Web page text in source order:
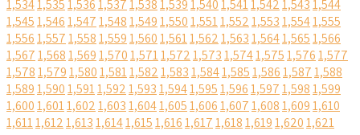
1,5341,5351,5361,5371,5381,5391,5401,5411,5421,5431,544
1,5451,5461,5471,5481,5491,5501,5511,5521,5531,5541,555
1,5561,5571,5581,5591,5601,5611,5621,5631,5641,5651,566
1,5671,5681,5691,5701,5711,5721,5731,5741,5751,5761,577
1,5781,5791,5801,5811,5821,5831,5841,5851,5861,5871,588
1,5891,5901,5911,5921,5931,5941,5951,5961,5971,5981,599
1,6001,6011,6021,6031,6041,6051,6061,6071,6081,6091,610
1,6111,6121,6131,6141,6151,6161,6171,6181,6191,6201,621